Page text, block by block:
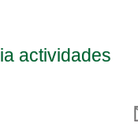
actividades